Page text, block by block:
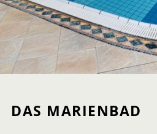
DAS MARIENBAD